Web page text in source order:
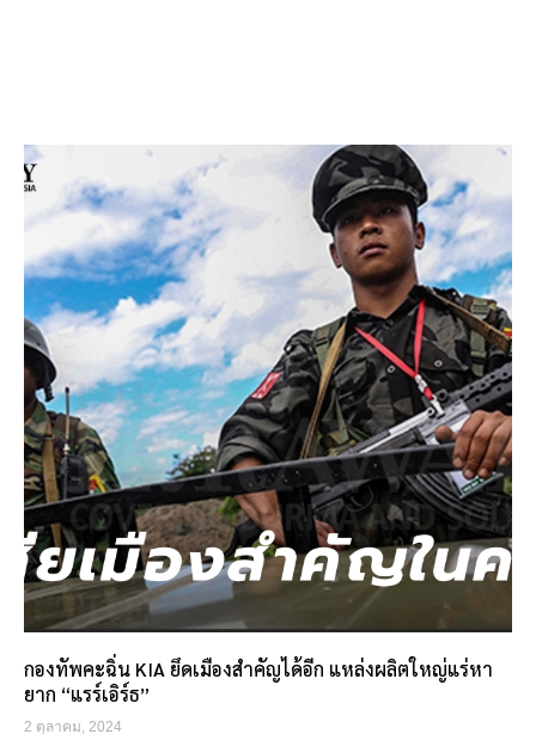
กองทัพคะฉิ่น KIA ยึดเมืองสำคัญได้อีก แหล่งผลิตใหญ่แร่หา
ยาก “แรร์เอิร์ธ”
2 ตุลาคม, 2024